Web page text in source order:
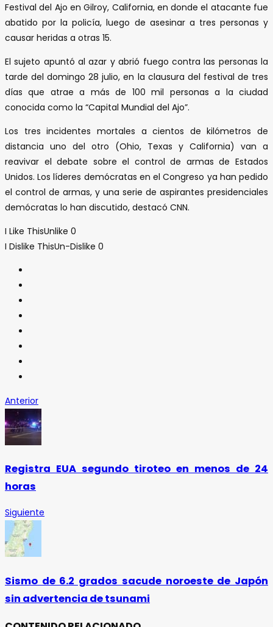
Festival del Ajo en Gilroy, California, en donde el atacante fue
abatido por la policía, luego de asesinar a tres personas y
causar heridas a otras 15.
El sujeto apuntó al azar y abrió fuego contra las personas la
tarde del domingo 28 julio, en la clausura del festival de tres
días que atrae a más de 100 mil personas a la ciudad
conocida como la “Capital Mundial del Ajo”.
Los tres incidentes mortales a cientos de kilómetros de
distancia uno del otro (Ohio, Texas y California) van a
reavivar el debate sobre el control de armas de Estados
Unidos. Los líderes demócratas en el Congreso ya han pedido
el control de armas, y una serie de aspirantes presidenciales
demócratas lo han discutido, destacó CNN.
I Like ThisUnlike 0
I Dislike ThisUn-Dislike 0
Anterior
Registra EUA segundo tiroteo en menos de 24
horas
Siguiente
Sismo de 6.2 grados sacude noroeste de Japón
sin advertencia de tsunami